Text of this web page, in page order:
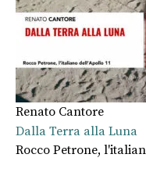
Renato Cantore
Dalla Terra alla Luna
Rocco Petrone,